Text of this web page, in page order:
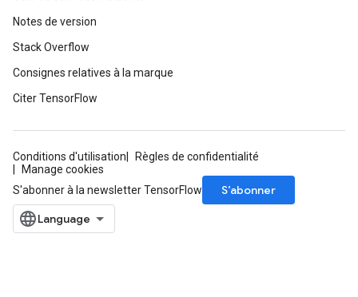
Notes de version
Stack Overflow
Consignes relatives à la marque
Citer TensorFlow
Conditions d'utilisation
Règles de confidentialité
Manage cookies
S'abonner à la newsletter TensorFlow
S’abonner